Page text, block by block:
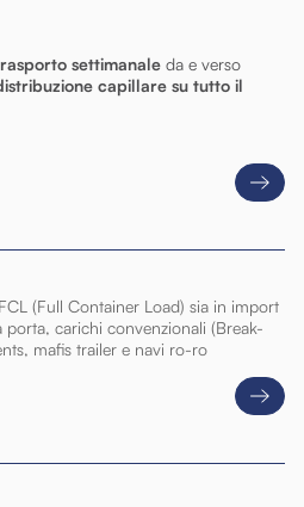
settimanale da e verso
capillare su tutto il
(Full Container Load) sia in import
carichi convenzionali (Break-
mafis trailer e navi ro-ro